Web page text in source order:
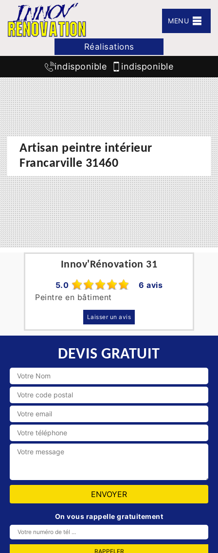
MENU
Réalisations
indisponible indisponible
Artisan peintre intérieur
Francarville 31460
Innov'Rénovation 31
5.0
6 avis
Peintre en bâtiment
Laisser un avis
DEVIS GRATUIT
On vous rappelle gratuitement